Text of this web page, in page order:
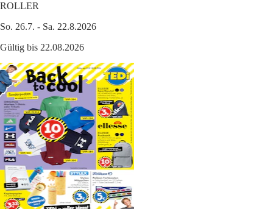
ROLLER
So. 26.7. - Sa. 22.8.2026
Gültig bis 22.08.2026